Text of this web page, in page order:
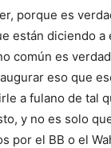
porque es
están diciendo
común es
eso que
a fulano de tal
y no es solo
por el BB o el